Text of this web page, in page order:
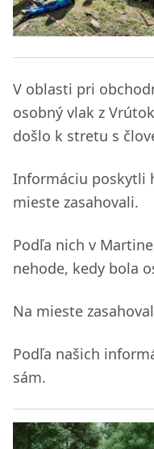
V oblasti pri
osobný vlak z
došlo k stretu s
Informáciu poskytli
mieste zasahovali.
Podľa nich v
nehode, kedy bola
Na mieste
Podľa našich
sám.